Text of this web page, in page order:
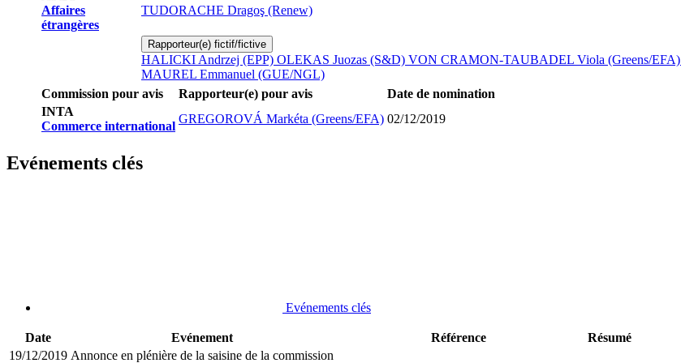
Affaires
étrangères
TUDORACHE Dragoş (Renew)
Rapporteur(e) fictif/fictive
HALICKI Andrzej (EPP) OLEKAS Juozas (S&D) VON CRAMON-TAUBADEL Viola (Greens/EFA)
MAUREL Emmanuel (GUE/NGL)
Commission pour avis
Rapporteur(e) pour avis
Date de nomination
INTA
Commerce international
GREGOROVÁ Markéta (Greens/EFA) 02/12/2019
Evénements clés
Evénements clés
Date Evénement Référence
Résumé
19/12/2019 Annonce en plénière de la saisine de la commission